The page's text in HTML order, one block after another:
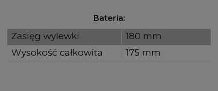
Bateria:
Zasięg wylewki
180 mm
Wysokość całkowita
175 mm